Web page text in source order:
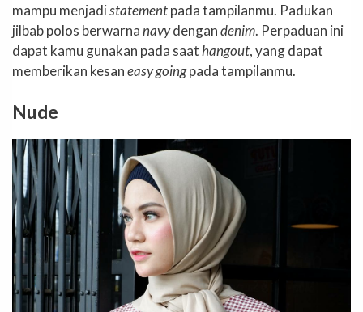
mampu menjadistatementpada tampilanmu. Padukan
jilbab polos berwarnanavydengandenim. Perpaduan ini
dapat kamu gunakan pada saathangout, yang dapat
memberikan kesaneasy goingpada tampilanmu.
Nude